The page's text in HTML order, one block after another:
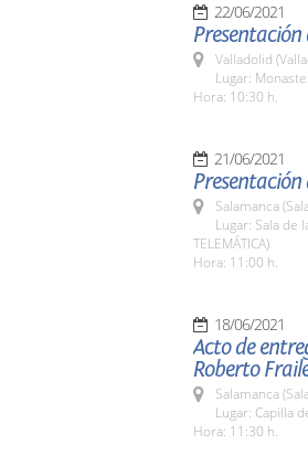
22/06/2021
Presentación
Valladolid
Lugar:
Hora: 10:30 h.
21/06/2021
Presentación
Salamanca
Lugar: Sala de
TELEMÁTICA)
Hora: 11:00 h.
18/06/2021
Acto de
Roberto
Salamanca
Lugar: Capilla
Hora: 11:30 h.